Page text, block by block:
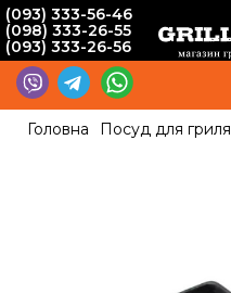
(093) 333-56-46
(098) 333-26-55
(093) 333-26-56
Головна Посуд для гриля